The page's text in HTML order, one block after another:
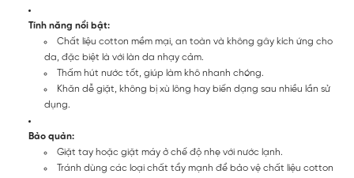
Tính năng nổi bật:
Chất liệu cotton mềm mại, an toàn và không gây kích ứng cho
da, đặc biệt là với làn da nhạy cảm.
Thấm hút nước tốt, giúp làm khô nhanh chóng.
Khăn dễ giặt, không bị xù lông hay biến dạng sau nhiều lần sử
dụng.
Bảo quản:
Giặt tay hoặc giặt máy ở chế độ nhẹ với nước lạnh.
Tránh dùng các loại chất tẩy mạnh để bảo vệ chất liệu cotton